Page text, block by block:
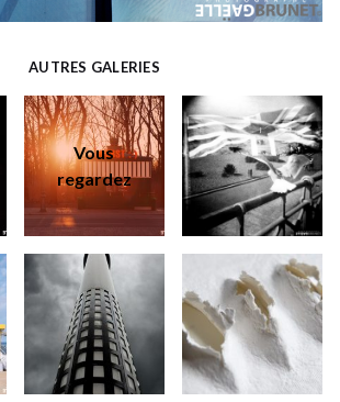
AUTRES GALERIES
Vous
regardez